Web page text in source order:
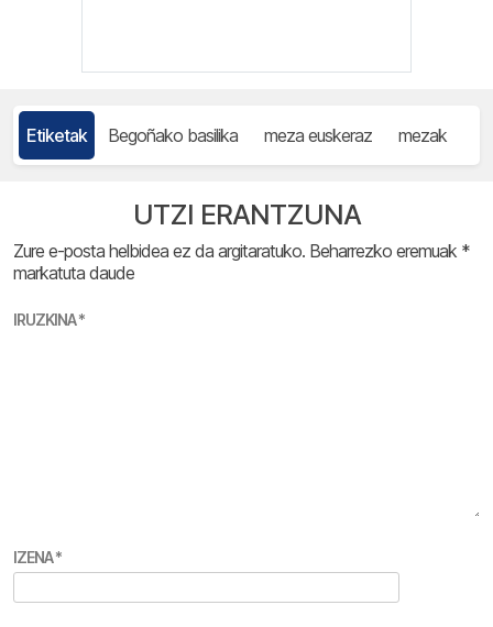
Etiketak Begoñako basilika meza euskeraz mezak
UTZI ERANTZUNA
Zure e-posta helbidea ez da argitaratuko. Beharrezko eremuak *
markatuta daude
IRUZKINA*
IZENA*